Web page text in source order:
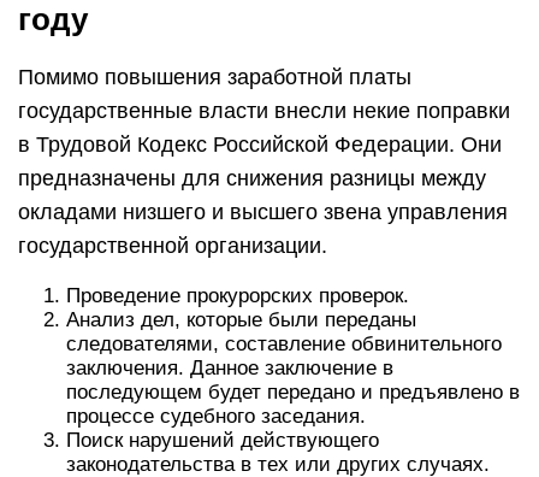
году
Помимо повышения заработной платы
государственные власти внесли некие поправки
в Трудовой Кодекс Российской Федерации. Они
предназначены для снижения разницы между
окладами низшего и высшего звена управления
государственной организации.
Проведение прокурорских проверок.
Анализ дел, которые были переданы
следователями, составление обвинительного
заключения. Данное заключение в
последующем будет передано и предъявлено в
процессе судебного заседания.
Поиск нарушений действующего
законодательства в тех или других случаях.